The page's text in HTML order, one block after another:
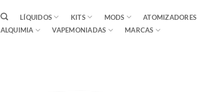
LÍQUIDOS KITS MODS ATOMIZADORES
ALQUIMIA
VAPEMONIADAS MARCAS